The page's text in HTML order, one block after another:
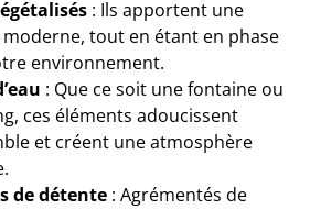
: Ils apportent une
tout en étant en phase
environnement.
: Que ce soit une fontaine ou
ces éléments adoucissent
et créent une atmosphère
de détente : Agrémentés de